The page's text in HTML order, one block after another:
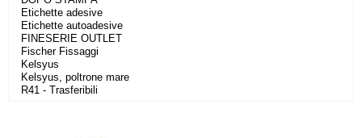
Etichette adesive
Etichette autoadesive
FINESERIE OUTLET
Fischer Fissaggi
Kelsyus
Kelsyus, poltrone mare
R41 - Trasferibili